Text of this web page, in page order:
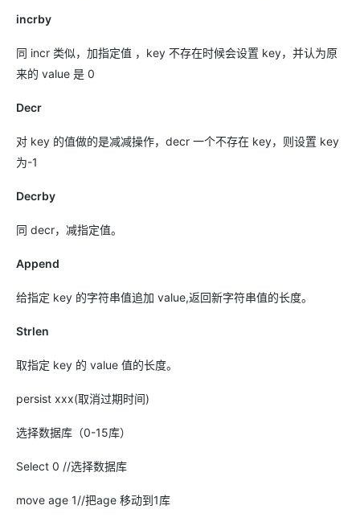
incrby
同 incr 类似，加指定值 ，key 不存在时候会设置 key，并认为原
来的 value 是 0
Decr
对 key 的值做的是减减操作，decr 一个不存在 key，则设置 key
为-1
Decrby
同 decr，减指定值。
Append
给指定 key 的字符串值追加 value,返回新字符串值的长度。
Strlen
取指定 key 的 value 值的长度。
persist xxx(取消过期时间)
选择数据库（0-15库）
Select 0 //选择数据库
move age 1//把age 移动到1库